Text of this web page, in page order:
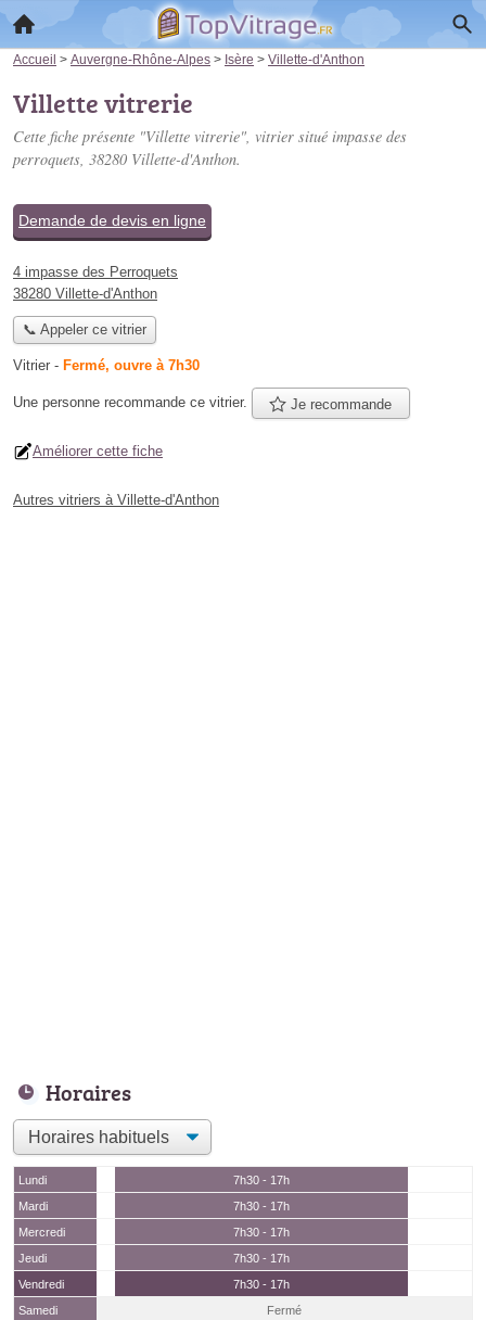
Accueil > Auvergne-Rhône-Alpes > Isère > Villette-d'Anthon
Villette vitrerie
Cette fiche présente "Villette vitrerie", vitrier situé impasse des
perroquets, 38280 Villette-d'Anthon.
Demande de devis en ligne
4 impasse des Perroquets
38280 Villette-d'Anthon
📞 Appeler ce vitrier
Vitrier - Fermé, ouvre à 7h30
Une personne recommande ce vitrier. Je recommande
Améliorer cette fiche
Autres vitriers à Villette-d'Anthon
Horaires
Lundi
7h30 - 17h
Mardi
7h30 - 17h
Mercredi
7h30 - 17h
Jeudi
7h30 - 17h
Vendredi
7h30 - 17h
Samedi
Fermé